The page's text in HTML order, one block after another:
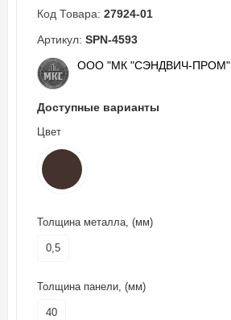
Код Товара: 27924-01
Артикул: SPN-4593
ООО "МК "СЭНДВИЧ-ПРОМ"
Доступные варианты
Цвет
Толщина металла, (мм)
0,5
Толщина панели, (мм)
40